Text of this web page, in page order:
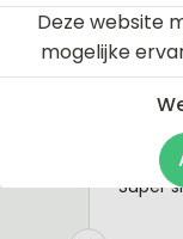
Deze website
mogelijke